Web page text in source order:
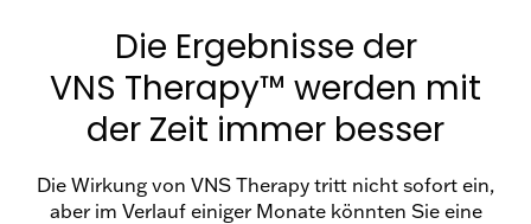
Die Ergebnisse der
VNS Therapy™ werden mit
der Zeit immer besser
Die Wirkung von VNS Therapy tritt nicht sofort ein,
aber im Verlauf einiger Monate könnten Sie eine